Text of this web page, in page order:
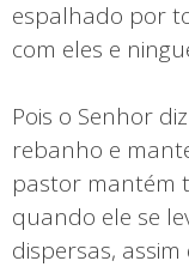
espalhado por
com eles e
Pois o Senhor
rebanho e
pastor mantém
quando ele se
dispersas,